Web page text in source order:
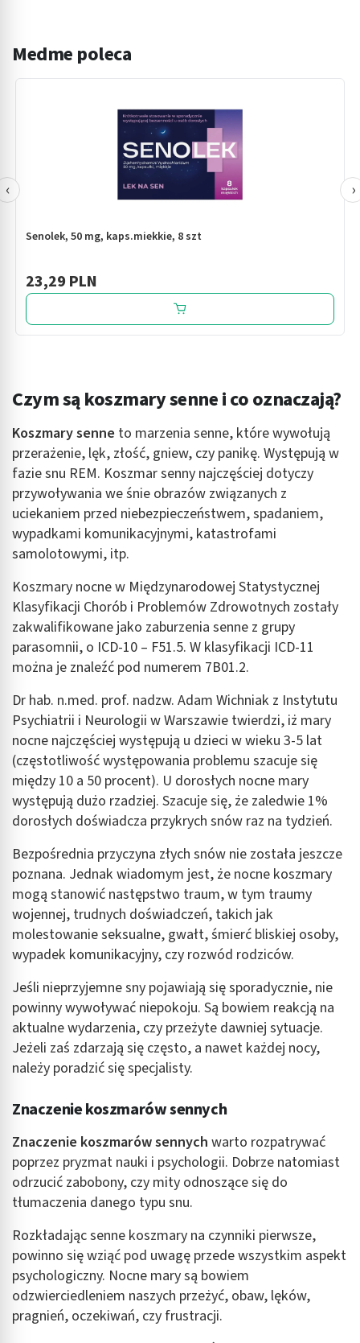
Medme poleca
Senolek, 50 mg, kaps.miekkie, 8 szt
23,29 PLN
‹ ›
Czym są koszmary senne i co oznaczają?
Koszmary senne to marzenia senne, które wywołują
przerażenie, lęk, złość, gniew, czy panikę. Występują w
fazie snu REM. Koszmar senny najczęściej dotyczy
przywoływania we śnie obrazów związanych z
uciekaniem przed niebezpieczeństwem, spadaniem,
wypadkami komunikacyjnymi, katastrofami
samolotowymi, itp.
Koszmary nocne w Międzynarodowej Statystycznej
Klasyfikacji Chorób i Problemów Zdrowotnych zostały
zakwalifikowane jako zaburzenia senne z grupy
parasomnii, o ICD-10 – F51.5. W klasyfikacji ICD-11
można je znaleźć pod numerem 7B01.2.
Dr hab. n.med. prof. nadzw. Adam Wichniak z Instytutu
Psychiatrii i Neurologii w Warszawie twierdzi, iż mary
nocne najczęściej występują u dzieci w wieku 3-5 lat
(częstotliwość występowania problemu szacuje się
między 10 a 50 procent). U dorosłych nocne mary
występują dużo rzadziej. Szacuje się, że zaledwie 1%
dorosłych doświadcza przykrych snów raz na tydzień.
Bezpośrednia przyczyna złych snów nie została jeszcze
poznana. Jednak wiadomym jest, że nocne koszmary
mogą stanowić następstwo traum, w tym traumy
wojennej, trudnych doświadczeń, takich jak
molestowanie seksualne, gwałt, śmierć bliskiej osoby,
wypadek komunikacyjny, czy rozwód rodziców.
Jeśli nieprzyjemne sny pojawiają się sporadycznie, nie
powinny wywoływać niepokoju. Są bowiem reakcją na
aktualne wydarzenia, czy przeżyte dawniej sytuacje.
Jeżeli zaś zdarzają się często, a nawet każdej nocy,
należy poradzić się specjalisty.
Znaczenie koszmarów sennych
Znaczenie koszmarów sennych warto rozpatrywać
poprzez pryzmat nauki i psychologii. Dobrze natomiast
odrzucić zabobony, czy mity odnoszące się do
tłumaczenia danego typu snu.
Rozkładając senne koszmary na czynniki pierwsze,
powinno się wziąć pod uwagę przede wszystkim aspekt
psychologiczny. Nocne mary są bowiem
odzwierciedleniem naszych przeżyć, obaw, lęków,
pragnień, oczekiwań, czy frustracji.